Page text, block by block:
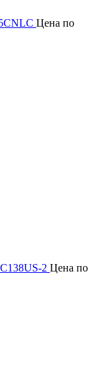
Цена по
2 Цена по